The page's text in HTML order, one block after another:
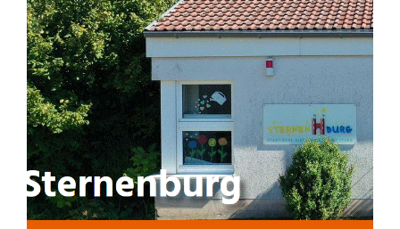
Veranstaltungen
Kontakt